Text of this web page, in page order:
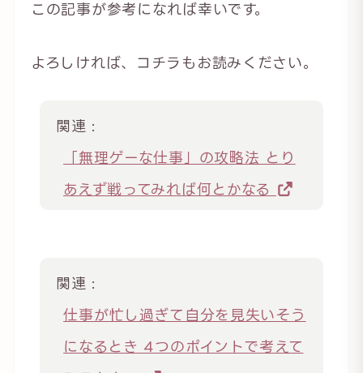
この記事が参考になれば幸いです。
よろしければ、コチラもお読みください。
関連 :
「無理ゲーな仕事」の攻略法 とり
あえず戦ってみれば何とかなる
関連 :
仕事が忙し過ぎて自分を見失いそう
になるとき 4つのポイントで考えて